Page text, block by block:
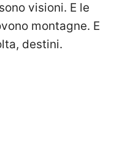
visioni. E le
montagne. E
destini.